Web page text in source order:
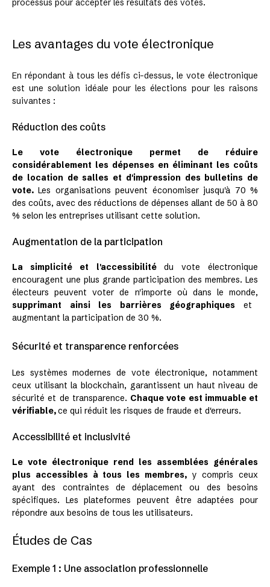
processus pour accepter les résultats des votes.
Les avantages du vote électronique
En répondant à tous les défis ci-dessus, le vote électronique
est une solution idéale pour les élections pour les raisons
suivantes :
Réduction des coûts
Le vote électronique permet de réduire
considérablement les dépenses en éliminant les coûts
de location de salles et d'impression des bulletins de
vote.Les organisations peuvent économiser jusqu'à 70 %
des coûts, avec des réductions de dépenses allant de 50 à 80
% selon les entreprises utilisant cette solution.
Augmentation de la participation
La simplicité et l'accessibilité du vote électronique
encouragent une plus grande participation des membres. Les
électeurs peuvent voter de n'importe où dans le monde,
supprimant ainsi les barrières géographiques et
augmentant la participation de 30 %.
Sécurité et transparence renforcées
Les systèmes modernes de vote électronique, notamment
ceux utilisant la blockchain, garantissent un haut niveau de
sécurité et de transparence. Chaque vote est immuable et
vérifiable,ce qui réduit les risques de fraude et d'erreurs.
Accessibilité et inclusivité
Le vote électronique rend les assemblées générales
plus accessibles à tous les membres,y compris ceux
ayant des contraintes de déplacement ou des besoins
spécifiques. Les plateformes peuvent être adaptées pour
répondre aux besoins de tous les utilisateurs.
Études de Cas
Exemple 1 : Une association professionnelle